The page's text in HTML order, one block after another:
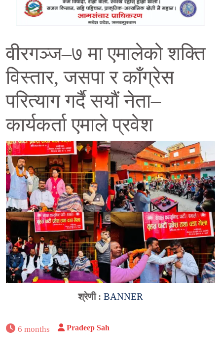
वीरगञ्ज–७ मा एमालेको शक्ति
विस्तार, जसपा र काँग्रेस
परित्याग गर्दै सयौं नेता–
कार्यकर्ता एमाले प्रवेश
श्रेणी : BANNER
6 months Pradeep Sah